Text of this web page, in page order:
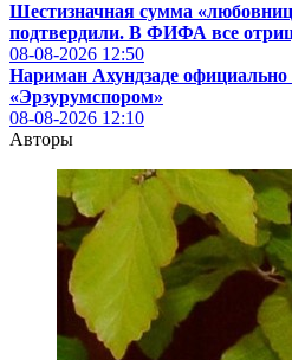
Шестизначная сумма
подтвердили. В ФИФА все
08-08-2026 12:50
Нариман Ахундзаде официально
«Эрзурумспором»
08-08-2026 12:10
Авторы